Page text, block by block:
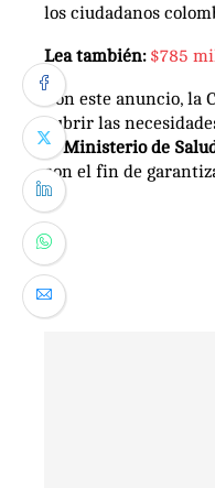
los ciudadanos
Lea también: $785
Con este anuncio,
cubrir las
el Ministerio de
con el fin de